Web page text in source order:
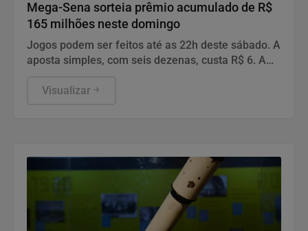
Mega-Sena sorteia prêmio acumulado de R$
165 milhões neste domingo
Jogos podem ser feitos até as 22h deste sábado. A
aposta simples, com seis dezenas, custa R$ 6. A
Visualizar